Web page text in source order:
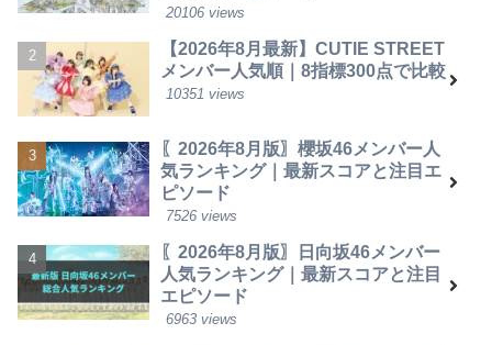
20106 views
【2026年8月最新】CUTIE STREET
メンバー人気順｜8指標300点で比較
10351 views
〖2026年8月版〗櫻坂46メンバー人
気ランキング｜最新スコアと注目エ
ピソード
7526 views
〖2026年8月版〗日向坂46メンバー
人気ランキング｜最新スコアと注目
エピソード
6963 views